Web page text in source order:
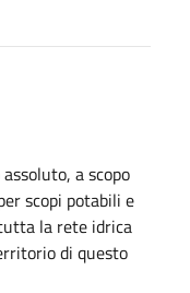
a scopo
scopi potabili e
la rete idrica
di questo